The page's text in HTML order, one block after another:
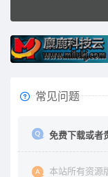
常见问题
免费下载或者
本站所有资源